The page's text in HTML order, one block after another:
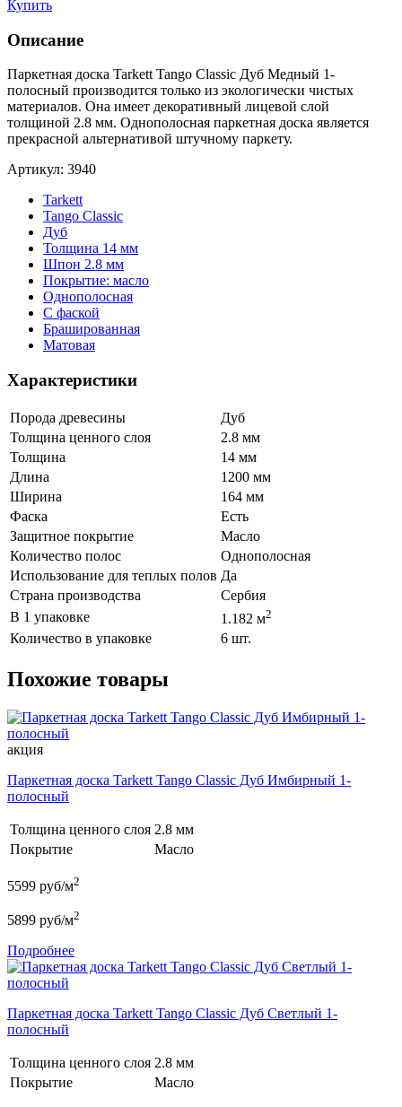
Купить
Описание
Паркетная доска Tarkett Tango Classic Дуб Медный 1-
полосный производится только из экологически чистых
материалов. Она имеет декоративный лицевой слой
толщиной 2.8 мм. Однополосная паркетная доска является
прекрасной альтернативой штучному паркету.
Артикул: 3940
Tarkett
Tango Classic
Дуб
Толщина 14 мм
Шпон 2.8 мм
Покрытие: масло
Однополосная
С фаской
Брашированная
Матовая
Характеристики
Порода древесины
Дуб
Толщина ценного слоя
2.8 мм
Толщина
14 мм
Длина
1200 мм
Ширина
164 мм
Фаска
Есть
Защитное покрытие
Масло
Количество полос
Однополосная
Использование для теплых полов Да
Страна производства
Сербия
В 1 упаковке
1.182 м2
Количество в упаковке 6 шт.
Похожие товары
акция
Паркетная доска Tarkett Tango Classic Дуб Имбирный 1-
полосный
Толщина ценного слоя 2.8 мм
Покрытие
Масло
5599 руб/м2
5899 руб/м2
Подробнее
Паркетная доска Tarkett Tango Classic Дуб Светлый 1-
полосный
Толщина ценного слоя 2.8 мм
Покрытие
Масло